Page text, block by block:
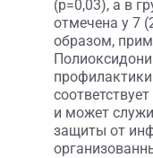
(р=0,03), а в
отмечена у 7
образом,
и может
защиты от